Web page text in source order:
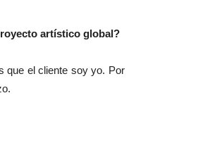
artístico global?
que el cliente soy yo. Por